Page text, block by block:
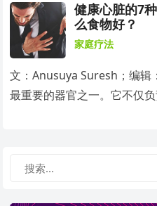
健康心脏的7
么食物好？
家庭疗法
文：Anusuya Suresh；编辑
最重要的器官之一。它不仅